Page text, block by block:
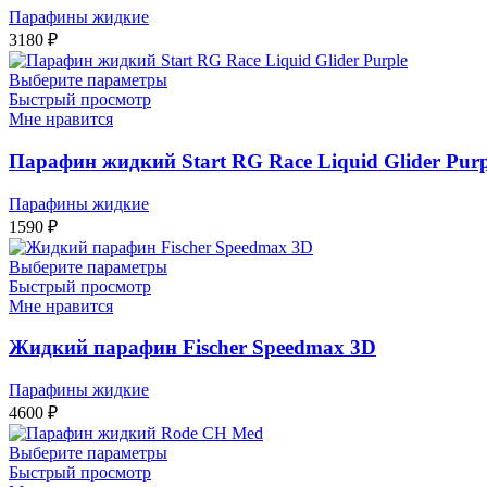
Парафины жидкие
3180 ₽
Выберите параметры
Быстрый просмотр
Мне нравится
Парафин жидкий Start RG Race Liquid Glider
Парафины жидкие
1590 ₽
Выберите параметры
Быстрый просмотр
Мне нравится
Жидкий парафин Fischer Speedmax 3D
Парафины жидкие
4600 ₽
Выберите параметры
Быстрый просмотр